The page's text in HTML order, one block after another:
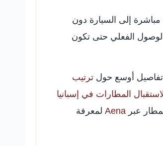
إلى السيارة دون
الفعلي حتى تكون
تفاصيل أوسع حول ترتيب
المطارات في إسبانيا
عبر Aena لمعرفة